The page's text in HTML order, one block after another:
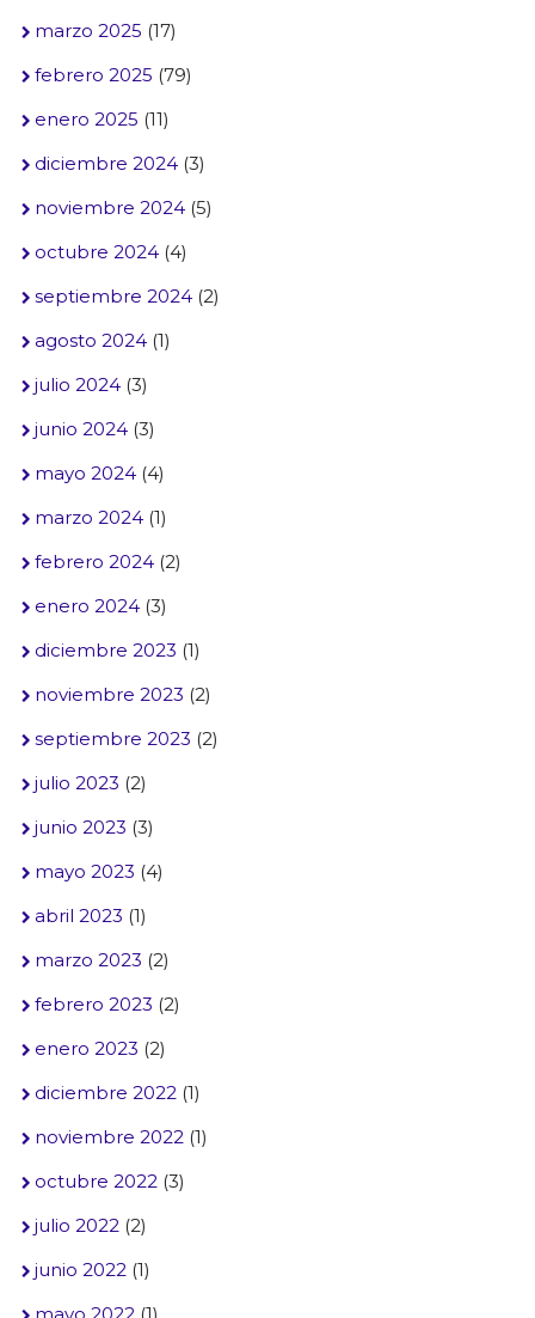
marzo 2025 (17)
febrero 2025 (79)
enero 2025 (11)
diciembre 2024(3)
noviembre 2024(5)
octubre 2024(4)
septiembre 2024(2)
agosto 2024(1)
julio 2024(3)
junio 2024(3)
mayo 2024(4)
marzo 2024(1)
febrero 2024(2)
enero 2024(3)
diciembre 2023 (1)
noviembre 2023 (2)
septiembre 2023 (2)
julio 2023 (2)
junio 2023 (3)
mayo 2023 (4)
abril 2023 (1)
marzo 2023 (2)
febrero 2023 (2)
enero 2023 (2)
diciembre 2022(1)
noviembre 2022(1)
octubre 2022(3)
julio 2022(2)
junio 2022(1)